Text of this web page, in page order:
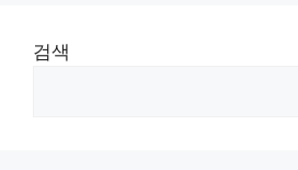
검색